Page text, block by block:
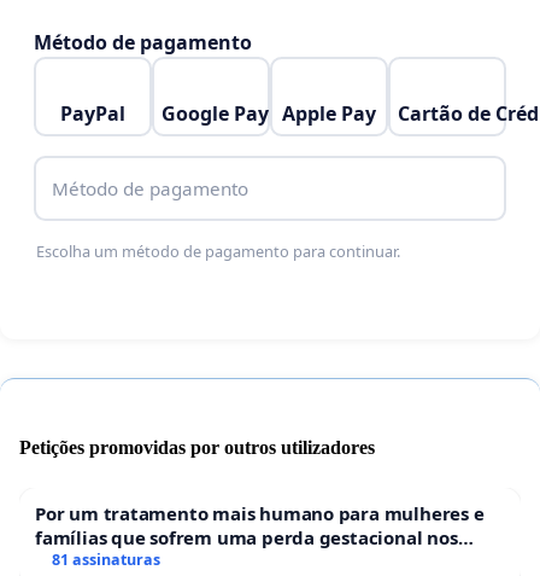
Método de pagamento
PayPal Google Pay Apple Pay Cartão de
Método de pagamento
Escolha um método de pagamento para continuar.
Petições promovidas por outros utilizadores
Por um tratamento mais humano para mulheres e
famílias que sofrem uma perda gestacional nos
hospitais portugueses
81 assinaturas